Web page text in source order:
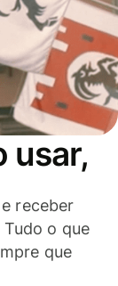
usar,
receber
o que
que